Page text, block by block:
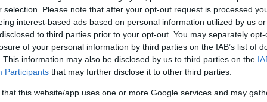
selection. Please note that after your opt-out request is processed
interest-based ads based on personal information utilized by us
to third parties prior to your opt-out. You may separately
of your personal information by third parties on the IAB’s list of
This information may also be disclosed by us to third parties on the
Participants that may further disclose it to other third parties.
that this website/app uses one or more Google services and may
tölti el őket az adelaide-i utcai pálya.
2028-tól a Superbike-világbajnokság is
jövője miatt volt hangos a MotoGP